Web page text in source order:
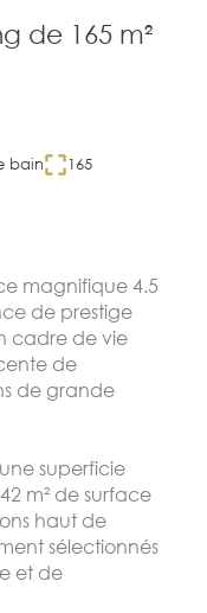
de 165 m²
bain 165
magnifique 4.5
de prestige
cadre de vie
de
de grande
superficie
m² de surface
haut de
sélectionnés
et de